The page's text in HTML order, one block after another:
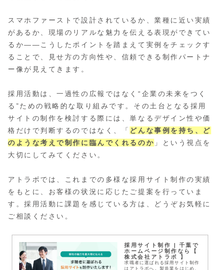
スマホファーストで設計されているか、業種に近い実績
があるか、現場のリアルな魅力を伝える表現ができてい
るか――こうしたポイントを踏まえて実例をチェックす
ることで、見せ方の方向性や、信頼できる制作パートナ
ー像が見えてきます。
採用活動は、一過性の広報ではなく“企業の未来をつく
る”ための戦略的な取り組みです。その土台となる採用
サイトの制作を検討する際には、単なるデザイン性や価
格だけで判断するのではなく、「 どんな事例を持ち、ど
のような考えで制作に臨んでくれるのか 」という視点を
大切にしてみてください。
アトラボでは、これまでの多様な採用サイト制作の実績
をもとに、お客様の状況に応じたご提案を行っていま
す。採用活動に課題を感じている方は、どうぞお気軽に
ご相談ください。
採用サイト制作 | 千葉で
ホームページ制作なら【
株式会社アトラボ 】
求職者に選ばれる採用サイト制作
はアトラボへ。製造業をはじめ、